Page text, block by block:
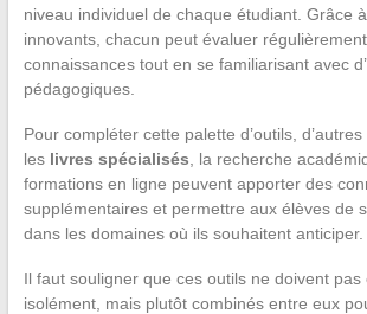
niveau individuel de chaque étudiant. Grâce
innovants, chacun peut évaluer
connaissances tout en se familiarisant avec
pédagogiques.
Pour compléter cette palette d’outils,
les livres spécialisés , la recherche
formations en ligne peuvent apporter des
supplémentaires et permettre aux élèves de
dans les domaines où ils souhaitent anticiper.
Il faut souligner que ces outils ne doivent pas
isolément, mais plutôt combinés entre eux